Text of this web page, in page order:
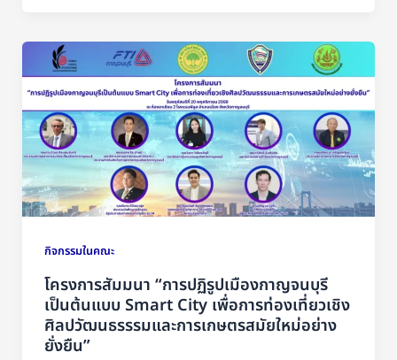
กิจกรรมในคณะ
โครงการสัมมนา “การปฏิรูปเมืองกาญจนบุรี
เป็นต้นแบบ Smart City เพื่อการท่องเที่ยวเชิง
ศิลปวัฒนธรรรมและการเกษตรสมัยใหม่อย่าง
ยั่งยืน”